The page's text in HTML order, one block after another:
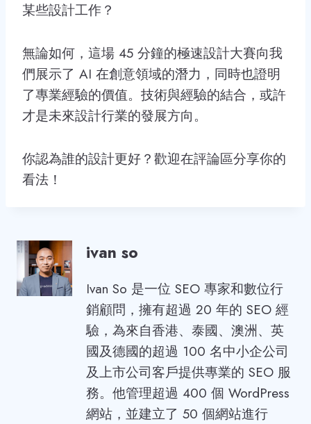
某些設計工作？
無論如何，這場 45 分鐘的極速設計大賽向我
們展示了 AI 在創意領域的潛力，同時也證明
了專業經驗的價值。技術與經驗的結合，或許
才是未來設計行業的發展方向。
你認為誰的設計更好？歡迎在評論區分享你的
看法！
ivan so
Ivan So 是一位 SEO 專家和數位行
銷顧問，擁有超過 20 年的 SEO 經
驗，為來自香港、泰國、澳洲、英
國及德國的超過 100 名中小企公司
及上市公司客戶提供專業的 SEO 服
務。他管理超過 400 個 WordPress
網站，並建立了 50 個網站進行